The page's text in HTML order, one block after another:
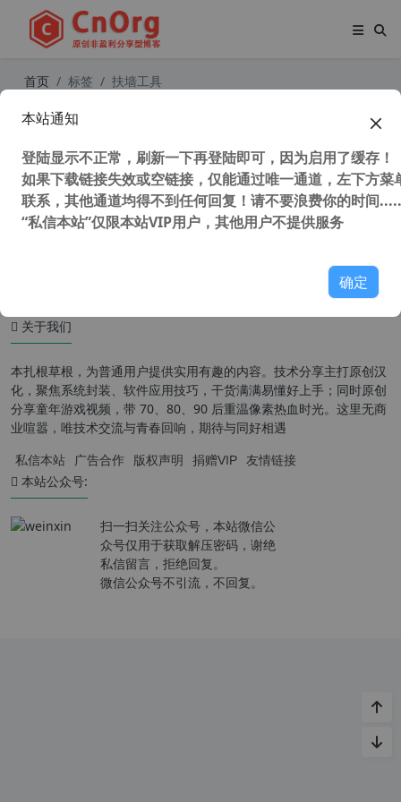
首页 标签 扶墙工具
8M/秒，亲测唯一高速稳定20年未跑
路
关于我们
本扎根草根，为普通用户提供实用有趣的内容。技术分享主打原创汉
化，聚焦系统封装、软件应用技巧，干货满满易懂好上手；同时原创
分享童年游戏视频，带 70、80、90 后重温像素热血时光。这里无商
业喧嚣，唯技术交流与青春回响，期待与同好相遇
私信本站 广告合作 版权声明 捐赠VIP 友情链接
本站公众号:
扫一扫关注公众号，本站微信公
众号仅用于获取解压密码，谢绝
私信留言，拒绝回复。
微信公众号不引流，不回复。
本站通知
登陆显示不正常，刷新一下再登陆即可，因为启用了缓存！
如果下载链接失效或空链接，仅能通过唯一通道，左下方菜
联系，其他通道均得不到任何回复！请不要浪费你的时间
“私信本站”仅限本站VIP用户，其他用户不提供服务
确定